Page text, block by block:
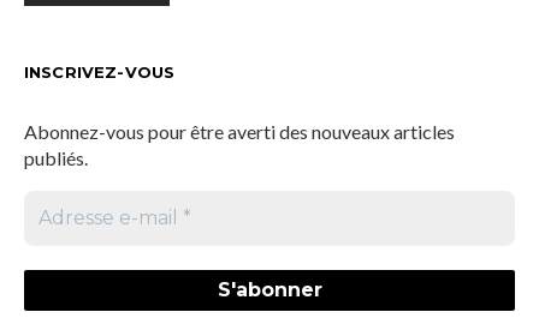
INSCRIVEZ-VOUS
Abonnez-vous pour être averti des nouveaux articles
publiés.